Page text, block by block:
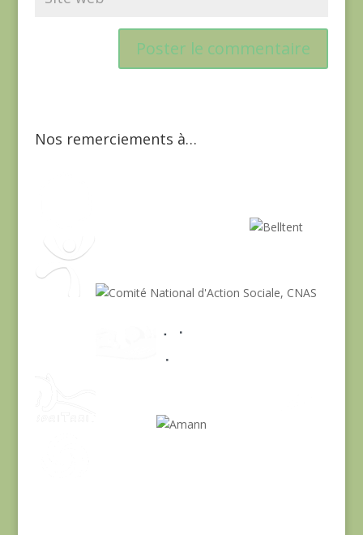
Nos remerciements à…